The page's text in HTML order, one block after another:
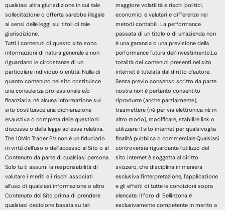
qualsiasi altra giurisdizione in cui tale
sollecitazione o offerta sarebbe illegale
ai sensi delle leggi sui titoli di tale
giurisdizione.
Tutti i contenuti di questo sito sono
informazioni di natura generale e non
riguardano le circostanze di un
particolare individuo o entità. Nulla di
quanto contenuto nel sito costituisce
una consulenza professionale e/o
finanziaria, né alcuna informazione sul
sito costituisce una dichiarazione
esaustiva o completa delle questioni
discusse o della legge ad esse relativa.
The 10Min Trader BV non è un fiduciario
in virtù dell’uso o dell’accesso al Sito o al
Contenuto da parte di qualsiasi persona.
Solo tu ti assumi la responsabilità di
valutare i meriti e i rischi associati
all’uso di qualsiasi informazione o altro
Contenuto del Sito prima di prendere
qualsiasi decisione basata su tali
maggiore volatilità e rischi politici,
economici e valutari e differenze nei
metodi contabili. La performance
passata di un titolo o di un’azienda non
è una garanzia o una previsione della
performance futura dell’investimento.La
totalità dei contenuti presenti nel sito
internet è tutelata dal diritto d’autore.
Senza previo consenso scritto da parte
nostra non è pertanto consentito
riprodurre (anche parzialmente),
trasmettere (né per via elettronica né in
altro modo), modificare, stabilire link o
utilizzare il sito internet per qualsivoglia
finalità pubblica o commerciale.Qualsiasi
controversia riguardante l’utilizzo del
sito internet è soggetta al diritto
svizzero, che disciplina in maniera
esclusiva l’interpretazione, l’applicazione
e gli effetti di tutte le condizioni sopra
elencate. Il foro di Bellinzona è
esclusivamente competente in merito a